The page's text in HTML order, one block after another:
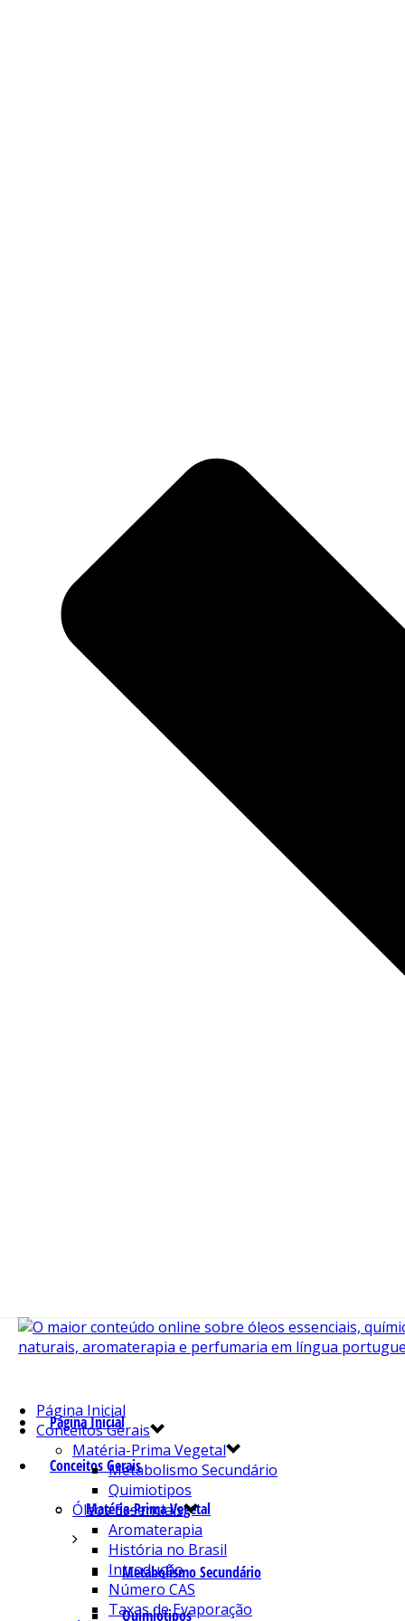
Página Inicial
Conceitos Gerais
Matéria-Prima Vegetal
Metabolismo Secundário
Quimiotipos
Página Inicial
Conceitos Gerais
Matéria-Prima Vegetal
Metabolismo Secundário
Quimiotipos
Óleos Essenciais
Aromaterapia
História no Brasil
Introdução
Número CAS
Taxas de Evaporação